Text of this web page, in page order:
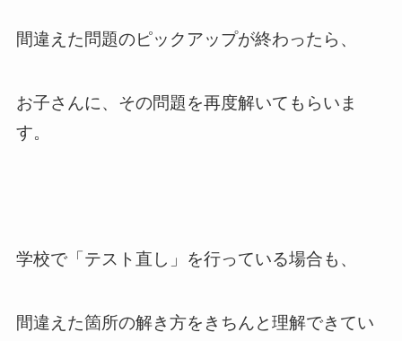
間違えた問題のピックアップが終わったら、
お子さんに、その問題を再度解いてもらいま
す。
学校で「テスト直し」を行っている場合も、
間違えた箇所の解き方をきちんと理解できてい